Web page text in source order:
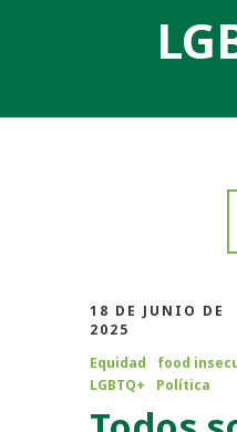
18 DE JUNIO DE
2025
Equidad
food
LGBTQ+
Política